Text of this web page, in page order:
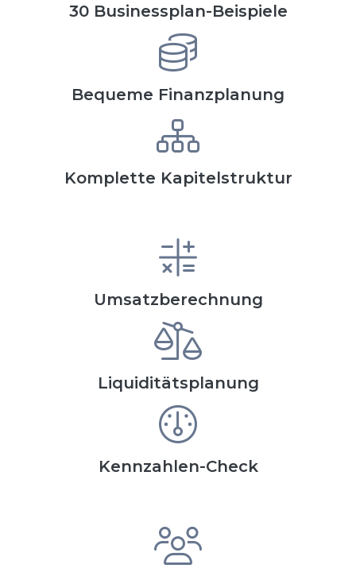
30 Businessplan-Beispiele
Bequeme Finanzplanung
Komplette Kapitelstruktur
Umsatzberechnung
Liquiditätsplanung
Kennzahlen-Check